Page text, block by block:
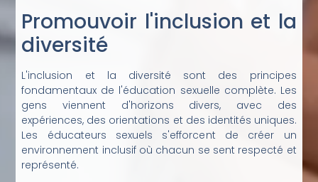
Promouvoir l'inclusion et la
diversité
L'inclusion et la diversité sont des principes
fondamentaux de l'éducation sexuelle complète. Les
gens viennent d'horizons divers, avec des
expériences, des orientations et des identités uniques.
Les éducateurs sexuels s'efforcent de créer un
environnement inclusif où chacun se sent respecté et
représenté.